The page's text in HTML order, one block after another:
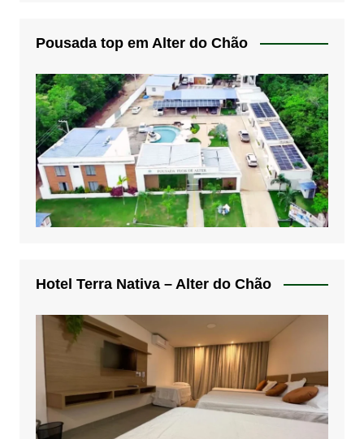
Pousada top em Alter do Chão
Hotel Terra Nativa – Alter do Chão